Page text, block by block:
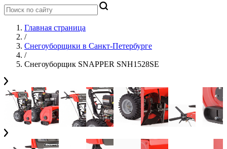
Главная страница
/
Снегоуборщики в Санкт-Петербурге
/
Снегоуборщик SNAPPER SNH1528SE